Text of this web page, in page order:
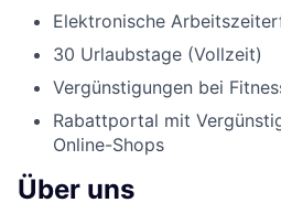
Elektronische
30 Urlaubstage (Vollzeit)
Vergünstigungen bei
Rabattportal mit
Online-Shops
Über uns